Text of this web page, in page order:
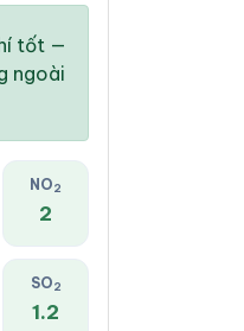
tốt —
ngoài
NO2
2
SO2
1.2